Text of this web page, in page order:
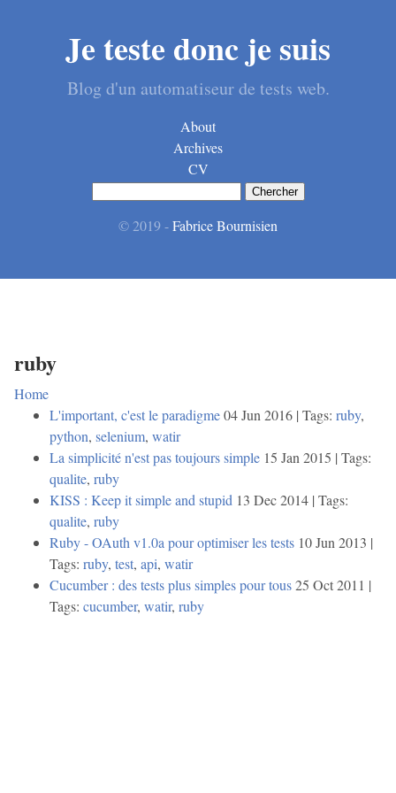
Je teste donc je suis
Blog d'un automatiseur de tests web.
About
Archives
CV
© 2019 -Fabrice Bournisien
ruby
Home
L'important, c'est le paradigme04 Jun 2016 | Tags: ruby,
python, selenium, watir
La simplicité n'est pas toujours simple 15 Jan 2015 | Tags:
qualite, ruby
KISS : Keep it simple and stupid 13 Dec 2014 | Tags:
qualite, ruby
Ruby - OAuth v1.0a pour optimiser les tests 10 Jun 2013 |
Tags: ruby, test, api, watir
Cucumber : des tests plus simples pour tous25 Oct 2011 |
Tags: cucumber, watir, ruby